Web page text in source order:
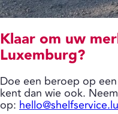
Klaar om uw
Luxemburg?
Doe een beroep op
kent dan wie ook.
op: hello@shelfservice.lu